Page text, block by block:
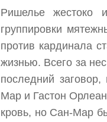
Ришелье жестоко
группировки
против кардинала
жизнью. Всего за
последний
Мар и Гастон
кровь, но Сан-Мар